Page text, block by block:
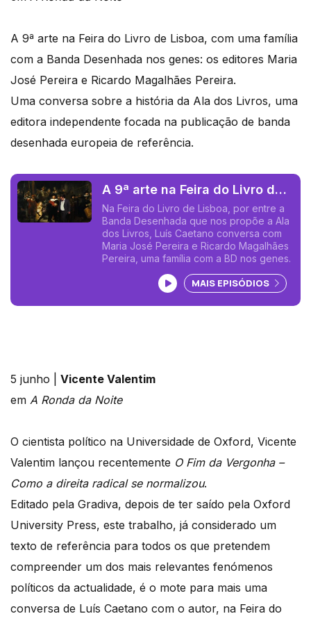
A 9ª arte na Feira do Livro de Lisboa, com uma família
com a Banda Desenhada nos genes: os editores Maria
José Pereira e Ricardo Magalhães Pereira.
Uma conversa sobre a história da Ala dos Livros, uma
editora independente focada na publicação de banda
desenhada europeia de referência.
A 9ª arte na Feira do Livro de
Lisboa
Na Feira do Livro de Lisboa, por entre a
Banda Desenhada que nos propõe a Ala
dos Livros, Luís Caetano conversa com
Maria José Pereira e Ricardo Magalhães
Pereira, uma família com a BD nos genes.
Ouvir podcast
MAIS EPISÓDIOS
5 junho | Vicente Valentim
em A Ronda da Noite
O cientista político na Universidade de Oxford, Vicente
Valentim lançou recentemente O Fim da Vergonha –
Como a direita radical se normalizou.
Editado pela Gradiva, depois de ter saído pela Oxford
University Press, este trabalho, já considerado um
texto de referência para todos os que pretendem
compreender um dos mais relevantes fenómenos
políticos da actualidade, é o mote para mais uma
conversa de Luís Caetano com o autor, na Feira do